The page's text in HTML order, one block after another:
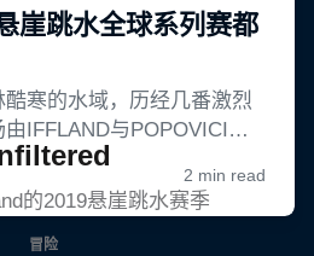
的2019悬崖跳水赛季
冒险